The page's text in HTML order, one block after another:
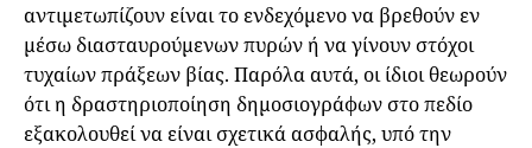
αντιμετωπίζουν είναι το ενδεχόμενο να βρεθούν εν
μέσω διασταυρούμενων πυρών ή να γίνουν στόχοι
τυχαίων πράξεων βίας. Παρόλα αυτά, οι ίδιοι θεωρούν
ότι η δραστηριοποίηση δημοσιογράφων στο πεδίο
εξακολουθεί να είναι σχετικά ασφαλής, υπό την